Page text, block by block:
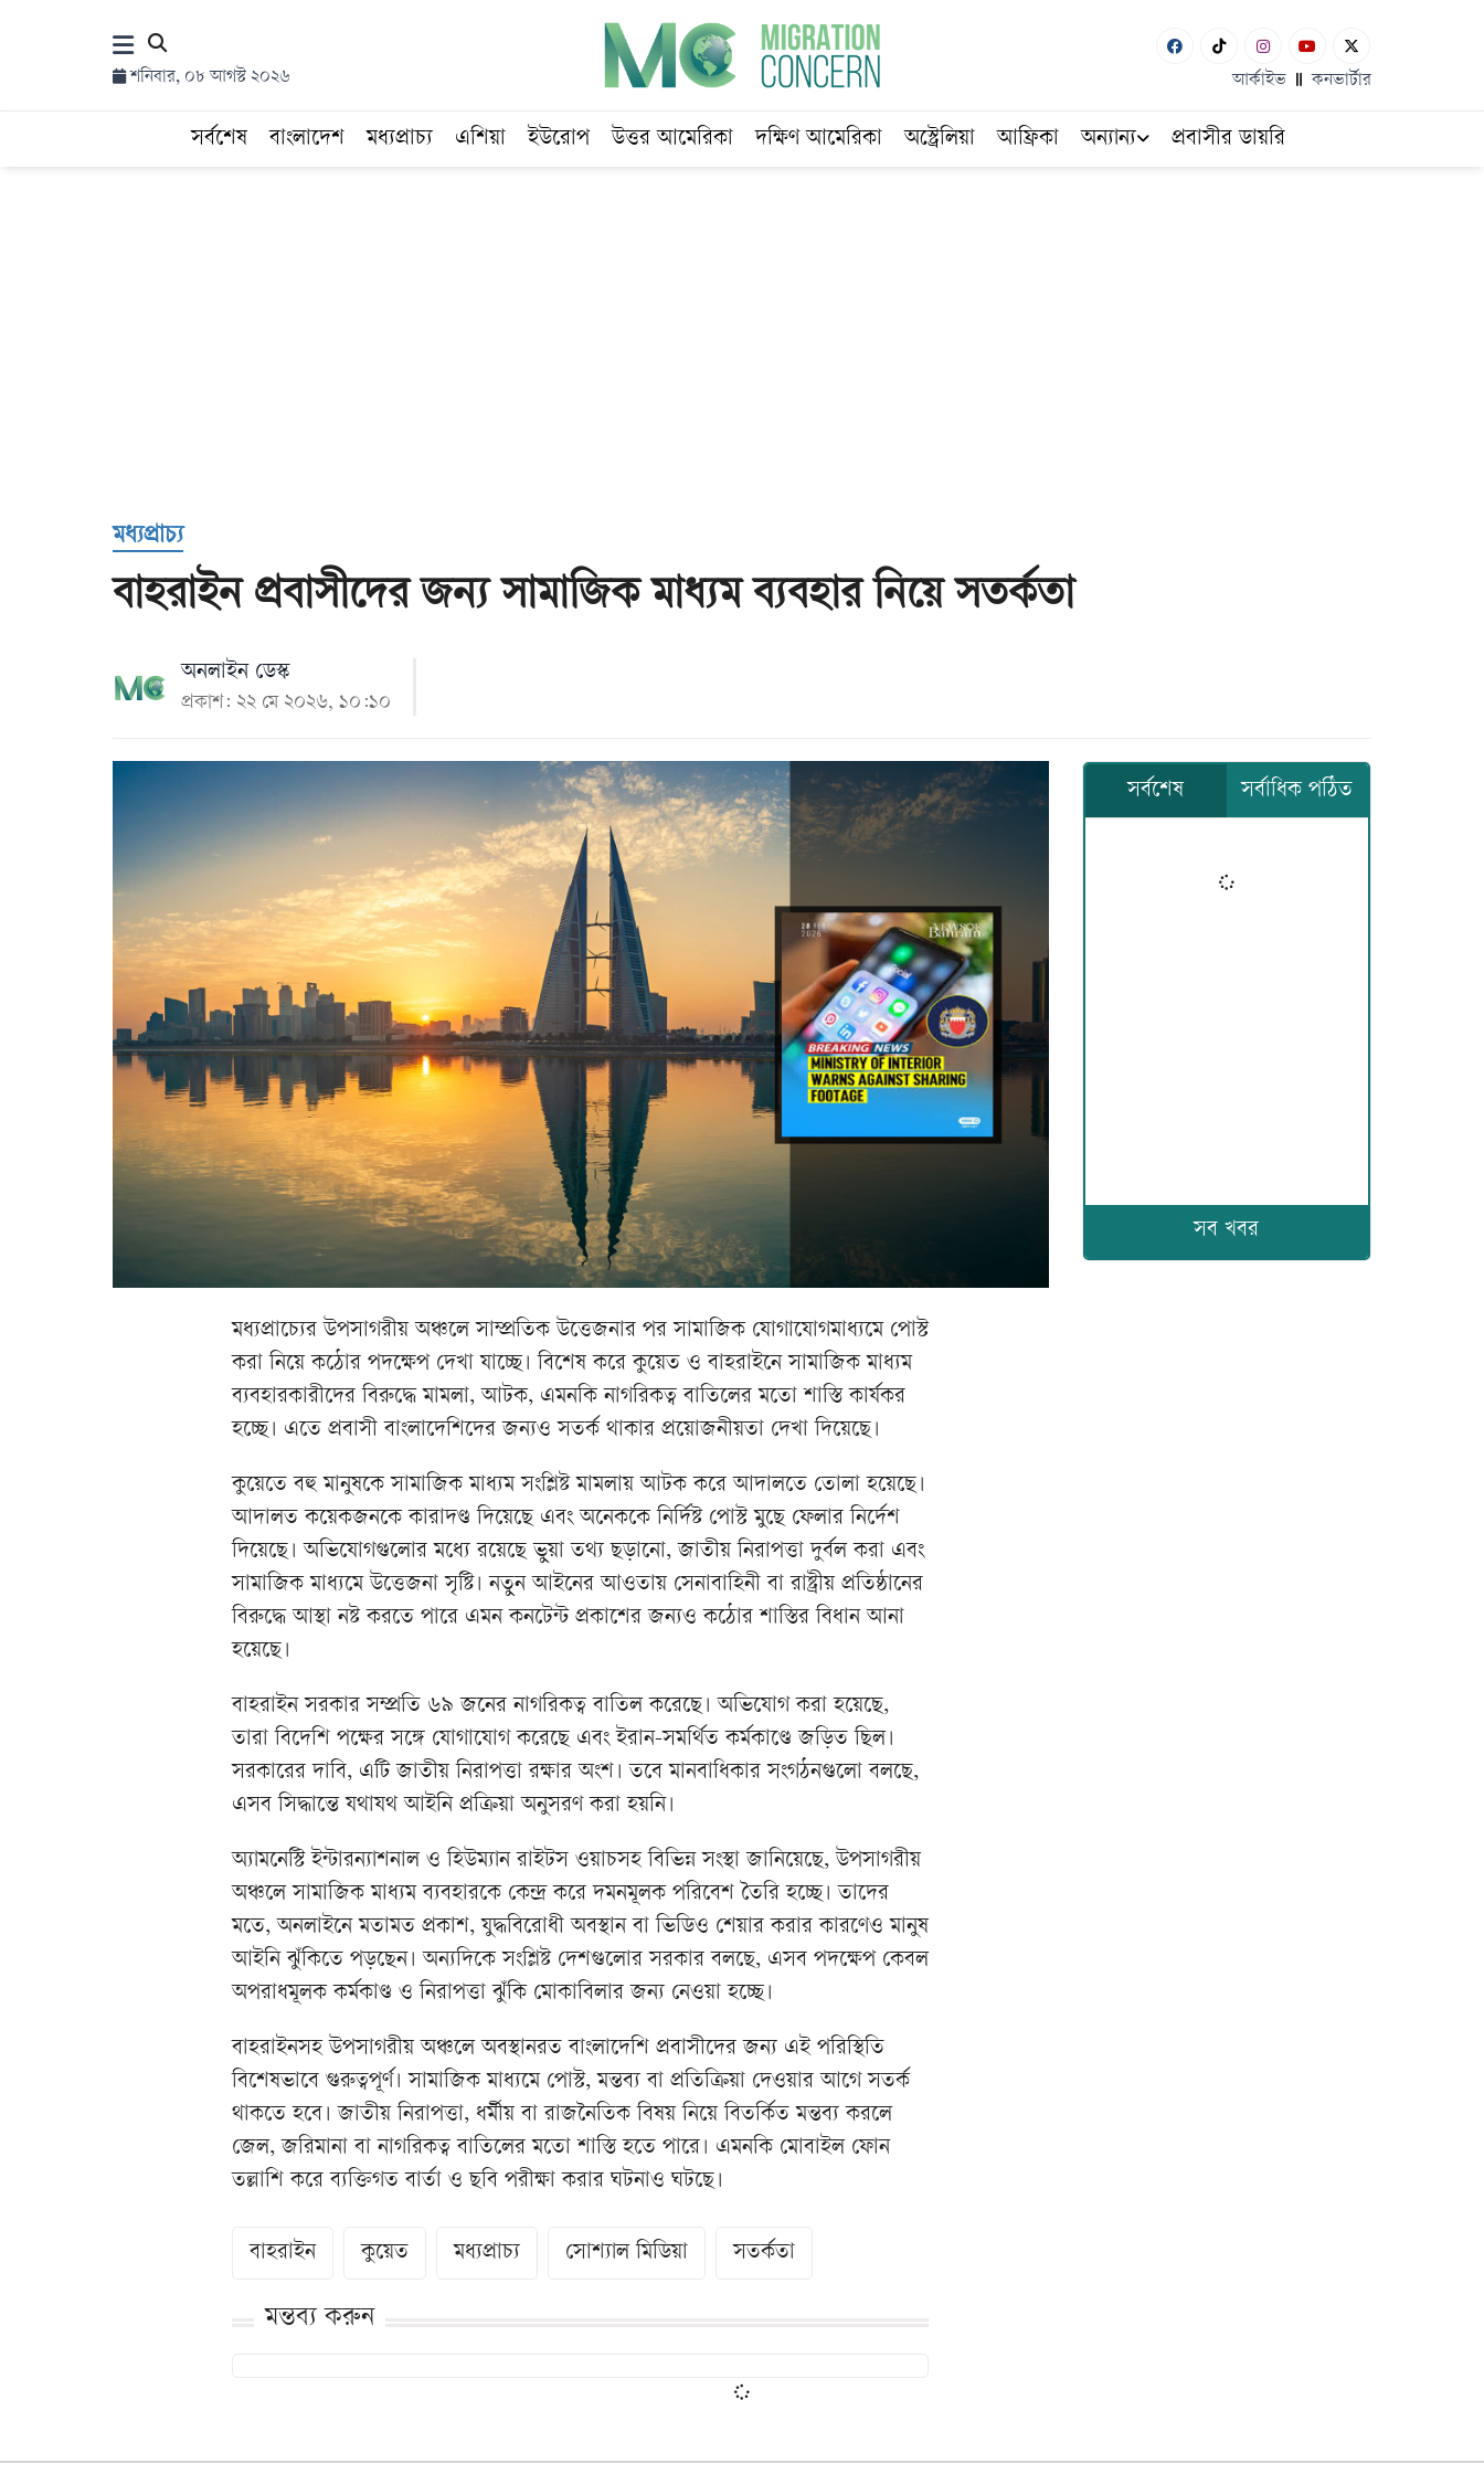
শনিবার, ০৮ আগস্ট ২০২৬ আর্কাইভ কনভার্টার
সর্বশেষ বাংলাদেশ মধ্যপ্রাচ্য এশিয়া ইউরোপ উত্তর আমেরিকা দক্ষিণ আমেরিকা অস্ট্রেলিয়া আফ্রিকা অন্যান্য প্রবাসীর ডায়রি
মধ্যপ্রাচ্য
বাহরাইন প্রবাসীদের জন্য সামাজিক মাধ্যম ব্যবহার নিয়ে সতর্কতা
অনলাইন ডেস্ক
প্রকাশ: ২২ মে ২০২৬, ১০:১০
মধ্যপ্রাচ্যের উপসাগরীয় অঞ্চলে সাম্প্রতিক উত্তেজনার পর সামাজিক যোগাযোগমাধ্যমে পোস্ট
করা নিয়ে কঠোর পদক্ষেপ দেখা যাচ্ছে। বিশেষ করে কুয়েত ও বাহরাইনে সামাজিক মাধ্যম
ব্যবহারকারীদের বিরুদ্ধে মামলা, আটক, এমনকি নাগরিকত্ব বাতিলের মতো শাস্তি কার্যকর
হচ্ছে। এতে প্রবাসী বাংলাদেশিদের জন্যও সতর্ক থাকার প্রয়োজনীয়তা দেখা দিয়েছে।
কুয়েতে বহু মানুষকে সামাজিক মাধ্যম সংশ্লিষ্ট মামলায় আটক করে আদালতে তোলা হয়েছে।
আদালত কয়েকজনকে কারাদণ্ড দিয়েছে এবং অনেককে নির্দিষ্ট পোস্ট মুছে ফেলার নির্দেশ
দিয়েছে। অভিযোগগুলোর মধ্যে রয়েছে ভুয়া তথ্য ছড়ানো, জাতীয় নিরাপত্তা দুর্বল করা এবং
সামাজিক মাধ্যমে উত্তেজনা সৃষ্টি। নতুন আইনের আওতায় সেনাবাহিনী বা রাষ্ট্রীয় প্রতিষ্ঠানের
বিরুদ্ধে আস্থা নষ্ট করতে পারে এমন কনটেন্ট প্রকাশের জন্যও কঠোর শাস্তির বিধান আনা
হয়েছে।
বাহরাইন সরকার সম্প্রতি ৬৯ জনের নাগরিকত্ব বাতিল করেছে। অভিযোগ করা হয়েছে,
তারা বিদেশি পক্ষের সঙ্গে যোগাযোগ করেছে এবং ইরান-সমর্থিত কর্মকাণ্ডে জড়িত ছিল।
সরকারের দাবি, এটি জাতীয় নিরাপত্তা রক্ষার অংশ। তবে মানবাধিকার সংগঠনগুলো বলছে,
এসব সিদ্ধান্তে যথাযথ আইনি প্রক্রিয়া অনুসরণ করা হয়নি।
অ্যামনেস্টি ইন্টারন্যাশনাল ও হিউম্যান রাইটস ওয়াচসহ বিভিন্ন সংস্থা জানিয়েছে, উপসাগরীয়
অঞ্চলে সামাজিক মাধ্যম ব্যবহারকে কেন্দ্র করে দমনমূলক পরিবেশ তৈরি হচ্ছে। তাদের
মতে, অনলাইনে মতামত প্রকাশ, যুদ্ধবিরোধী অবস্থান বা ভিডিও শেয়ার করার কারণেও মানুষ
আইনি ঝুঁকিতে পড়ছেন। অন্যদিকে সংশ্লিষ্ট দেশগুলোর সরকার বলছে, এসব পদক্ষেপ কেবল
অপরাধমূলক কর্মকাণ্ড ও নিরাপত্তা ঝুঁকি মোকাবিলার জন্য নেওয়া হচ্ছে।
বাহরাইনসহ উপসাগরীয় অঞ্চলে অবস্থানরত বাংলাদেশি প্রবাসীদের জন্য এই পরিস্থিতি
বিশেষভাবে গুরুত্বপূর্ণ। সামাজিক মাধ্যমে পোস্ট, মন্তব্য বা প্রতিক্রিয়া দেওয়ার আগে সতর্ক
থাকতে হবে। জাতীয় নিরাপত্তা, ধর্মীয় বা রাজনৈতিক বিষয় নিয়ে বিতর্কিত মন্তব্য করলে
জেল, জরিমানা বা নাগরিকত্ব বাতিলের মতো শাস্তি হতে পারে। এমনকি মোবাইল ফোন
তল্লাশি করে ব্যক্তিগত বার্তা ও ছবি পরীক্ষা করার ঘটনাও ঘটছে।
বাহরাইন কুয়েত মধ্যপ্রাচ্য সোশ্যাল মিডিয়া সতর্কতা
মন্তব্য করুন
সর্বশেষ সর্বাধিক পঠিত
সব খবর